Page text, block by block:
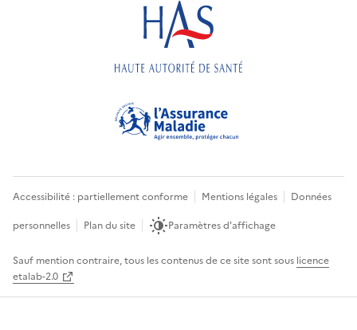
Accessibilité : partiellement conforme Mentions légales
Données
personnelles
Plan du site Paramètres d'affichage
Sauf mention contraire, tous les contenus de ce site sont sous licence
etalab-2.0